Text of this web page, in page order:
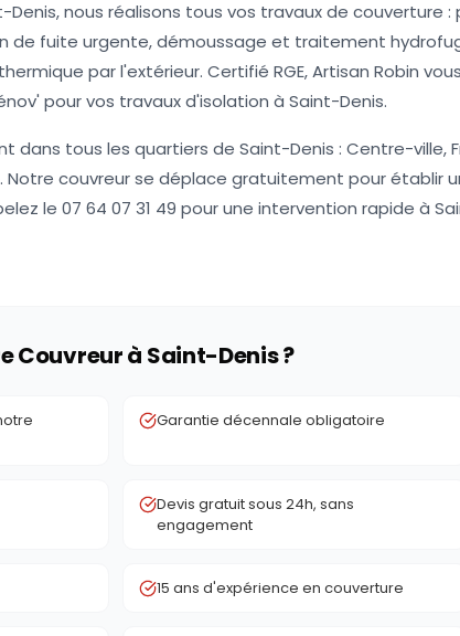
nous réalisons tous vos travaux de couverture :
de fuite urgente, démoussage et traitement
par l'extérieur. Certifié RGE, Artisan Robin
pour vos travaux d'isolation à Saint-Denis.
dans tous les quartiers de Saint-Denis : Centre-ville,
Notre couvreur se déplace gratuitement pour établir
le 07 64 07 31 49 pour une intervention rapide à
Couvreur à Saint-Denis?
Garantie décennale obligatoire
Devis gratuit sous 24h, sans
engagement
15 ans d'expérience en couverture